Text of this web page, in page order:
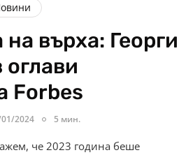
върха: Георги
Forbes
2024 5 мин.
че 2023 година беше